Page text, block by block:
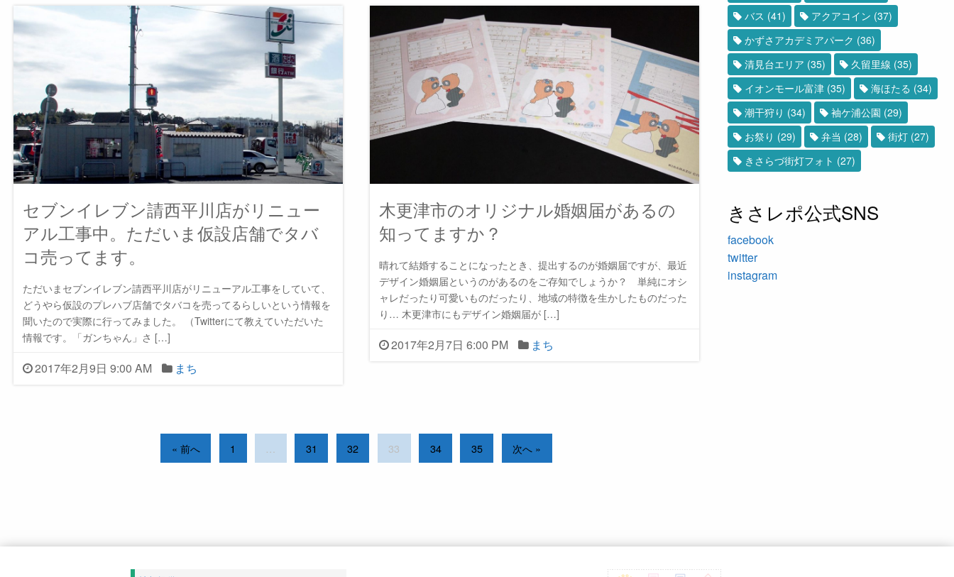
セブンイレブン請西平川店がリニュー
アル工事中。ただいま仮設店舗でタバ
コ売ってます。
ただいまセブンイレブン請西平川店がリニューアル工事をしていて、
どうやら仮設のプレハブ店舗でタバコを売ってるらしいという情報を
聞いたので実際に行ってみました。 （Twitterにて教えていただいた
情報です。「ガンちゃん」さ […]
2017年2月9日 9:00 AM まち
木更津市のオリジナル婚姻届があるの
知ってますか？
晴れて結婚することになったとき、提出するのが婚姻届ですが、最近
デザイン婚姻届というのがあるのをご存知でしょうか？ 単純にオシ
ャレだったり可愛いものだったり、地域の特徴を生かしたものだった
り… 木更津市にもデザイン婚姻届が […]
2017年2月7日 6:00 PM まち
« 前へ 1 31 32 33 34 35 次へ »
バス (41) アクアコイン (37)
かずさアカデミアパーク (36)
清見台エリア (35) 久留里線 (35)
イオンモール富津(35) 海ほたる (34)
潮干狩り (34) 袖ケ浦公園 (29)
お祭り (29) 弁当 (28) 街灯(27)
きさらづ街灯フォト (27)
きさレポ公式SNS
facebook
twitter
instagram